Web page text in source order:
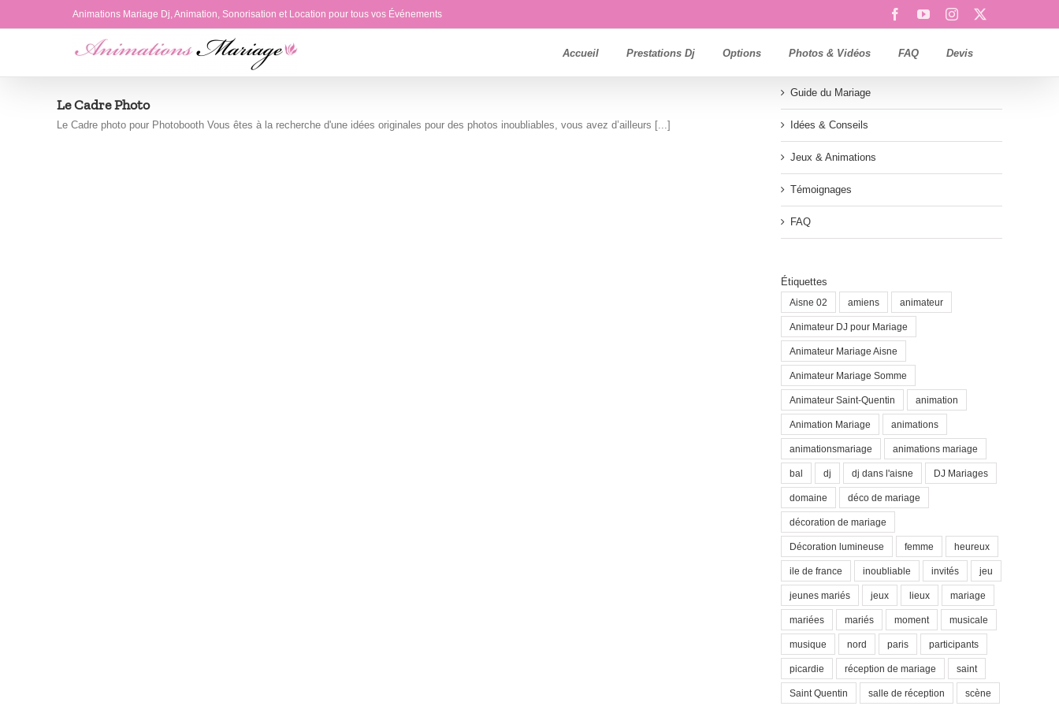
Animations Mariage Dj, Animation, Sonorisation et Location pour tous vos Événements FacebookYouTubeInstagram
Accueil Prestations Dj Options Photos & Vidéos FAQ Devis
Le Cadre Photo
Le Cadre photo pour Photobooth Vous êtes à la recherche d'une idées originales pour des photos inoubliables, vous avez d’ailleurs [...]
Guide du Mariage
Idées & Conseils
Jeux & Animations
Témoignages
FAQ
Étiquettes
Aisne 02 amiens animateur
Animateur DJ pour Mariage
Animateur Mariage Aisne
Animateur Mariage Somme
Animateur Saint-Quentin animation
Animation Mariage animations
animationsmariage animations mariage
bal dj dj dans l'aisne DJ Mariages
domaine déco de mariage
décoration de mariage
Décoration lumineuse femme heureux
ile de france inoubliable invités jeu
jeunes mariés jeux lieux mariage
mariées mariés moment musicale
musique nord paris participants
picardie réception de mariage saint
Saint Quentin salle de réception scène